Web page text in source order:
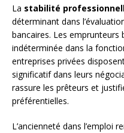
La stabilité
déterminant dans
bancaires. Les emprunteurs
indéterminée dans la
entreprises privées
significatif dans leurs
rassure les prêteurs et
préférentielles.
L’ancienneté dans l’emploi